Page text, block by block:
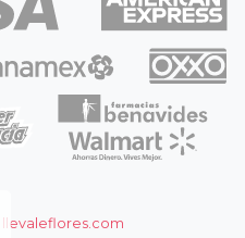
llevaleflores.com